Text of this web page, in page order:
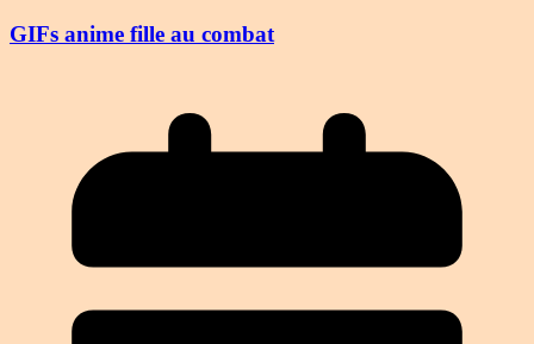
GIFs anime fille au combat